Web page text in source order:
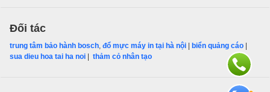
Đối tác
trung tâm bảo hành bosch, đổ mực máy in tại hà nội biển quảng cáo
sua dieu hoa tai ha noi
thảm cỏ nhân tạo